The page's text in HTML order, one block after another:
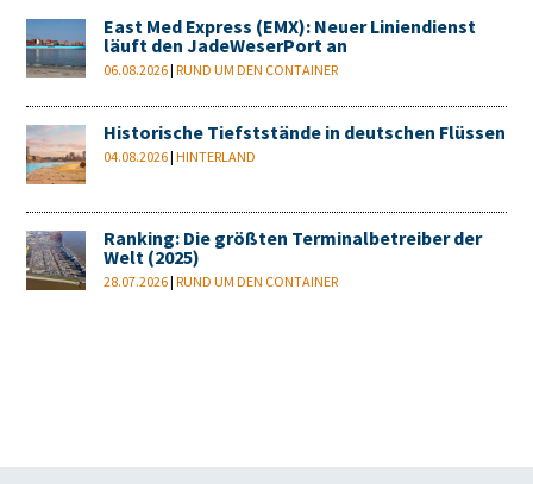
East Med Express (EMX): Neuer Liniendienst
läuft den JadeWeserPort an
06.08.2026 |RUND UM DEN CONTAINER
Historische Tiefststände in deutschen Flüssen
04.08.2026 |HINTERLAND
Ranking: Die größten Terminalbetreiber der
Welt (2025)
28.07.2026 |RUND UM DEN CONTAINER